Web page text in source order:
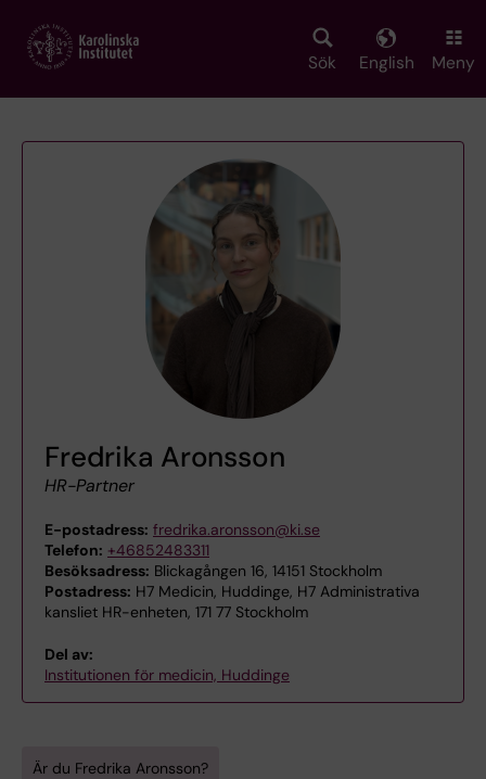
main
Sök English Meny
Fredrika Aronsson
HR-Partner
E-postadress: fredrika.aronsson@ki.se
Telefon: +46852483311
Besöksadress: Blickagången 16, 14151 Stockholm
Postadress: H7 Medicin, Huddinge, H7 Administrativa
kansliet HR-enheten, 171 77 Stockholm
Del av:
Institutionen för medicin, Huddinge
Är du Fredrika Aronsson?